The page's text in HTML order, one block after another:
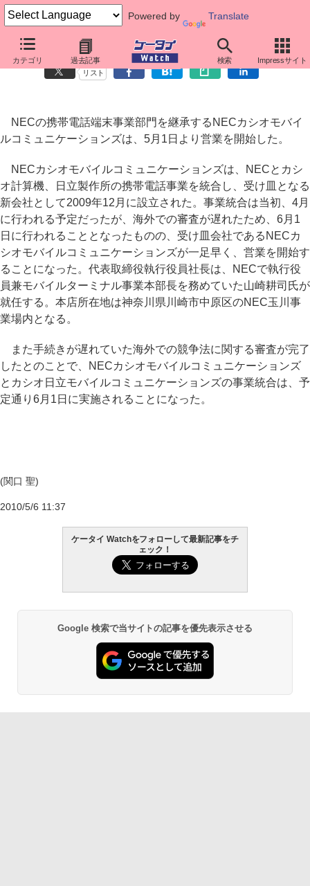
Powered by Translate
カテゴリ 過去記事 検索 Impressサイト
NECカシオモバイルが営業開始、カシオ日立との統合は予定通りに
リスト
NECの携帯電話端末事業部門を継承するNECカシオモバイ
ルコミュニケーションズは、5月1日より営業を開始した。
NECカシオモバイルコミュニケーションズは、NECとカシ
オ計算機、日立製作所の携帯電話事業を統合し、受け皿となる
新会社として2009年12月に設立された。事業統合は当初、4月
に行われる予定だったが、海外での審査が遅れたため、6月1
日に行われることとなったものの、受け皿会社であるNECカ
シオモバイルコミュニケーションズが一足早く、営業を開始す
ることになった。代表取締役執行役員社長は、NECで執行役
員兼モバイルターミナル事業本部長を務めていた山崎耕司氏が
就任する。本店所在地は神奈川県川崎市中原区のNEC玉川事
業場内となる。
また手続きが遅れていた海外での競争法に関する審査が完了
したとのことで、NECカシオモバイルコミュニケーションズ
とカシオ日立モバイルコミュニケーションズの事業統合は、予
定通り6月1日に実施されることになった。
(関口 聖)
2010/5/6 11:37
ケータイ Watchをフォローして最新記事をチ
ェック！
Google 検索で当サイトの記事を優先表示させる